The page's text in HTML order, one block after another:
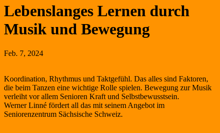
Lebenslanges Lernen durch
Musik und Bewegung
Feb. 7, 2024
Koordination, Rhythmus und Taktgefühl. Das alles sind Faktoren,
die beim Tanzen eine wichtige Rolle spielen. Bewegung zur Musik
verleiht vor allem Senioren Kraft und Selbstbewusstsein.
Werner Linné fördert all das mit seinem Angebot im
Seniorenzentrum Sächsische Schweiz.